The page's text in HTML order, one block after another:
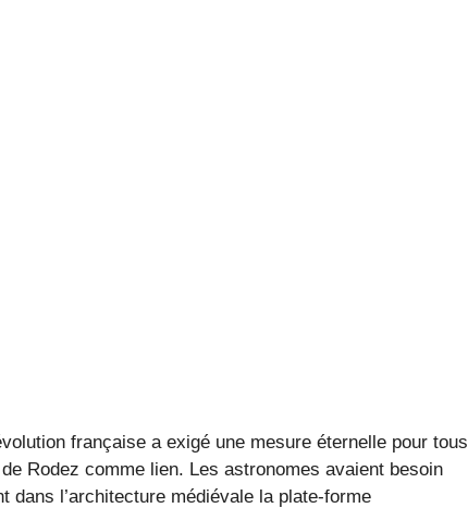
française a exigé une mesure éternelle pour tous
de Rodez comme lien. Les astronomes avaient besoin
dans l’architecture médiévale la plate-forme